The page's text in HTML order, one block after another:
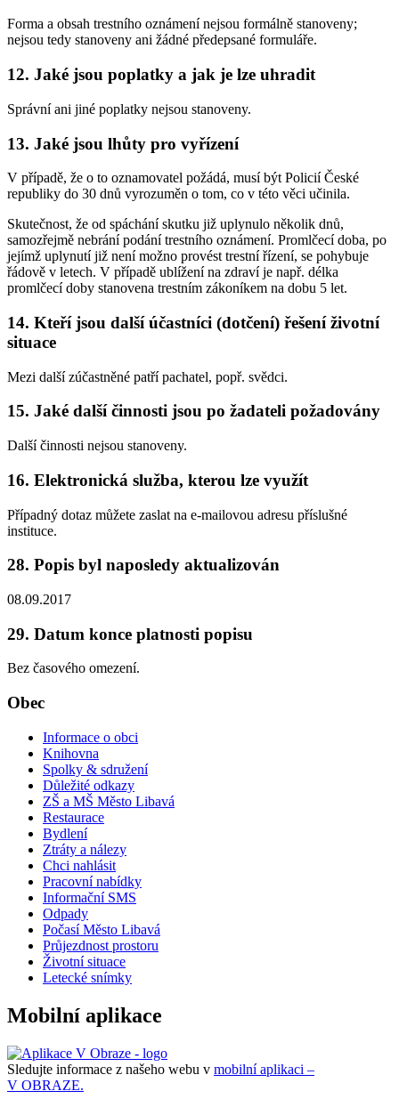
Forma a obsah trestního oznámení nejsou formálně stanoveny;
nejsou tedy stanoveny ani žádné předepsané formuláře.
12. Jaké jsou poplatky a jak je lze uhradit
Správní ani jiné poplatky nejsou stanoveny.
13. Jaké jsou lhůty pro vyřízení
V případě, že o to oznamovatel požádá, musí být Policií České
republiky do 30 dnů vyrozuměn o tom, co v této věci učinila.
Skutečnost, že od spáchání skutku již uplynulo několik dnů,
samozřejmě nebrání podání trestního oznámení. Promlčecí doba, po
jejímž uplynutí již není možno provést trestní řízení, se pohybuje
řádově v letech. V případě ublížení na zdraví je např. délka
promlčecí doby stanovena trestním zákoníkem na dobu 5 let.
14. Kteří jsou další účastníci (dotčení) řešení životní
situace
Mezi další zúčastněné patří pachatel, popř. svědci.
15. Jaké další činnosti jsou po žadateli požadovány
Další činnosti nejsou stanoveny.
16. Elektronická služba, kterou lze využít
Případný dotaz můžete zaslat na e-mailovou adresu příslušné
instituce.
28. Popis byl naposledy aktualizován
08.09.2017
29. Datum konce platnosti popisu
Bez časového omezení.
Obec
Informace o obci
Knihovna
Spolky & sdružení
Důležité odkazy
ZŠ a MŠ Město Libavá
Restaurace
Bydlení
Ztráty a nálezy
Chci nahlásit
Pracovní nabídky
Informační SMS
Odpady
Počasí Město Libavá
Průjezdnost prostoru
Životní situace
Letecké snímky
Mobilní aplikace
Sledujte informace z našeho webu v mobilní aplikaci –
V OBRAZE.